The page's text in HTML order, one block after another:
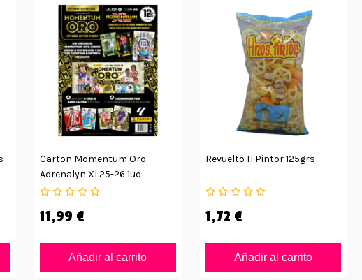
Carton Momentum Oro
Adrenalyn Xl 25-26 1ud
11,99 €
Añadir al carrito
Revuelto H Pintor 125grs
1,72 €
Añadir al carrito